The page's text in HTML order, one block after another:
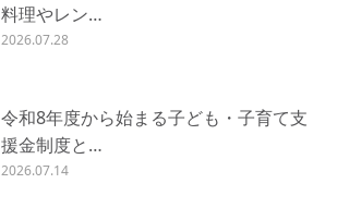
料理やレン…
2026.07.28
令和8年度から始まる子ども・子育て支
援金制度と…
2026.07.14